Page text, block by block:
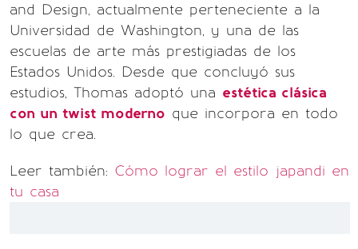
and Design, actualmente perteneciente a la
Universidad de Washington, y una de las
escuelas de arte más prestigiadas de los
Estados Unidos. Desde que concluyó sus
estudios, Thomas adoptó una estética clásica
con un twist moderno que incorpora en todo
lo que crea.
Leer también: Cómo lograr el estilo japandi en
tu casa